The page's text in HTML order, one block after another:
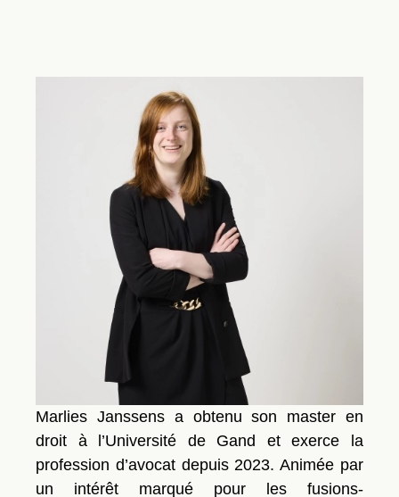
Marlies Janssens a obtenu son master en
droit à l’Université de Gand et exerce la
profession d’avocat depuis 2023. Animée par
un intérêt marqué pour les fusions-